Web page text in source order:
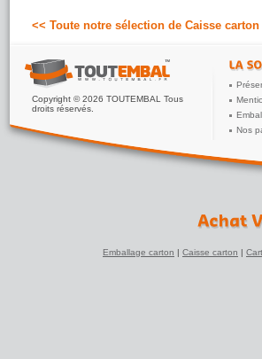
<< Toute notre sélection de Caisse
Copyright © 2026 TOUTEMBAL Tous
droits réservés.
Nos
Emballage carton | Caisse carton |